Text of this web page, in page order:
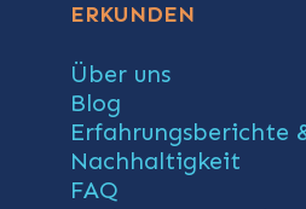
ERKUNDEN
Über uns
Blog
Erfahrungsberichte
Nachhaltigkeit
FAQ